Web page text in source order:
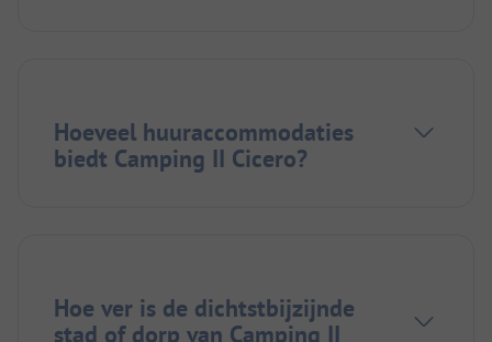
Hoeveel huuraccommodaties
biedt Camping II Cicero?
Hoe ver is de dichtstbijzijnde
stad of dorp van Camping II